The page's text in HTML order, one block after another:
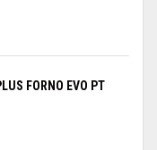
FORNO EVO PT